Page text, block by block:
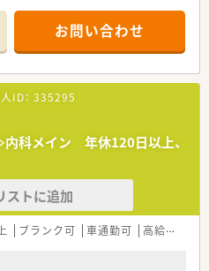
340店舗以上展開している大手チェ
トア併設店･コンビニ併設店など、
開しております。
生も充実しているので、安心して
ためでしっかりと患者様に向き合っ
お問い合わせ
ID： 335295
科メイン 年休120日以上、
ストに追加
ブランク可 車通勤可 高給与(600万円以上)